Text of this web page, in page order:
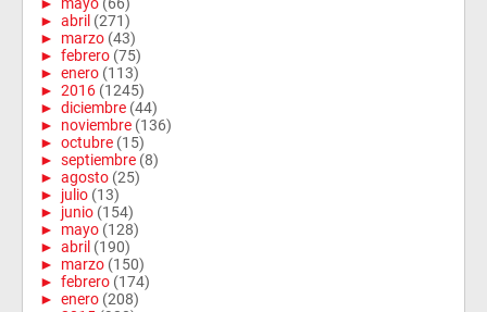
► abril (271)
► marzo (43)
► febrero (75)
► enero (113)
► 2016 (1245)
► diciembre (44)
► noviembre (136)
► octubre (15)
► septiembre (8)
► agosto (25)
► julio (13)
► junio (154)
► mayo (128)
► abril (190)
► marzo (150)
► febrero (174)
► enero (208)